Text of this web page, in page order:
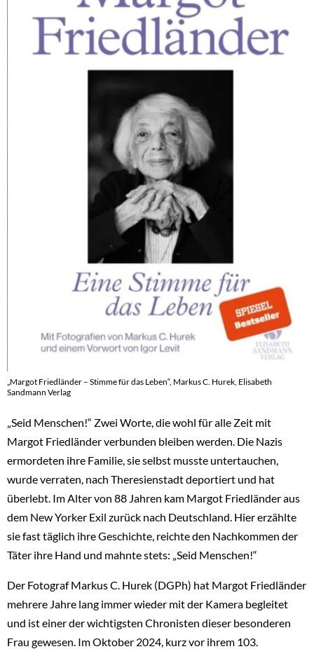
„Margot Friedländer – Stimme für das Leben“, Markus C. Hurek, Elisabeth
Sandmann Verlag
„Seid Menschen!“ Zwei Worte, die wohl für alle Zeit mit
Margot Friedländer verbunden bleiben werden. Die Nazis
ermordeten ihre Familie, sie selbst musste untertauchen,
wurde verraten, nach Theresienstadt deportiert und hat
überlebt. Im Alter von 88 Jahren kam Margot Friedländer aus
dem New Yorker Exil zurück nach Deutschland. Hier erzählte
sie fast täglich ihre Geschichte, reichte den Nachkommen der
Täter ihre Hand und mahnte stets: „Seid Menschen!“
Der Fotograf Markus C. Hurek (DGPh) hat Margot Friedländer
mehrere Jahre lang immer wieder mit der Kamera begleitet
und ist einer der wichtigsten Chronisten dieser besonderen
Frau gewesen. Im Oktober 2024, kurz vor ihrem 103.